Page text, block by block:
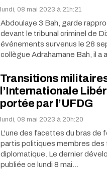
lundi, 08 mai 2023 à 21h:21
Abdoulaye 3 Bah, garde
devant le tribunal criminel de
événements survenus le 28
collègue Adrahamane Bah, il a
Transitions
l’Internationale
portée par l’UFDG
lundi, 08 mai 2023 à 20h:20
L'une des facettes du bras de
partis politiques membres des
diplomatique. Le dernier
publiée ce lundi 8 mai…